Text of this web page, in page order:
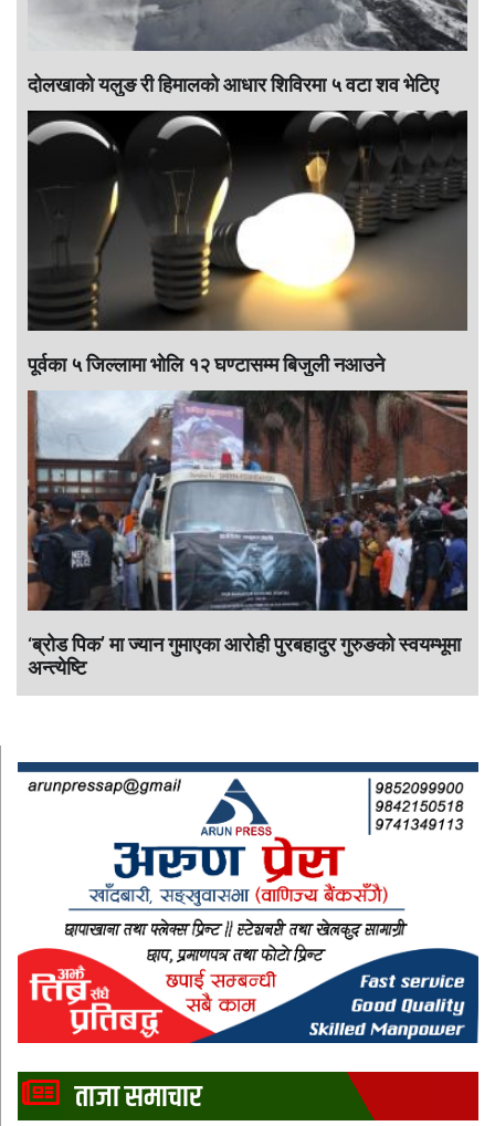
दोलखाको यलुङ री हिमालको आधार शिविरमा ५ वटा शव भेटिए
पूर्वका ५ जिल्लामा भाेलि १२ घण्टासम्म बिजुली नआउने
‘ब्रोड पिक’ मा ज्यान गुमाएका आराेही पुरबहादुर गुरुङको स्वयम्भूमा
अन्त्येष्टि
ताजा समाचार